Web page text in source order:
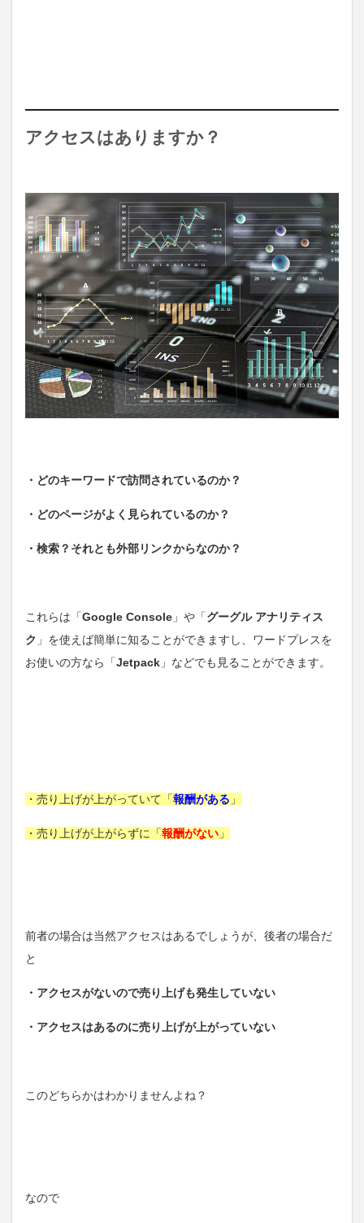
アクセスはありますか？
・どのキーワードで訪問されているのか？
・どのページがよく見られているのか？
・検索？それとも外部リンクからなのか？
これらは「Google Console 」や「グーグル アナリティス
ク 」を使えば簡単に知ることができますし、ワードプレスを
お使いの方なら「Jetpack 」などでも見ることができます。
・売り上げが上がっていて「報酬がある 」
・売り上げが上がらずに「報酬がない 」
前者の場合は当然アクセスはあるでしょうが、後者の場合だ
と
・アクセスがないので売り上げも発生していない
・アクセスはあるのに売り上げが上がっていない
このどちらかはわかりませんよね？
なので